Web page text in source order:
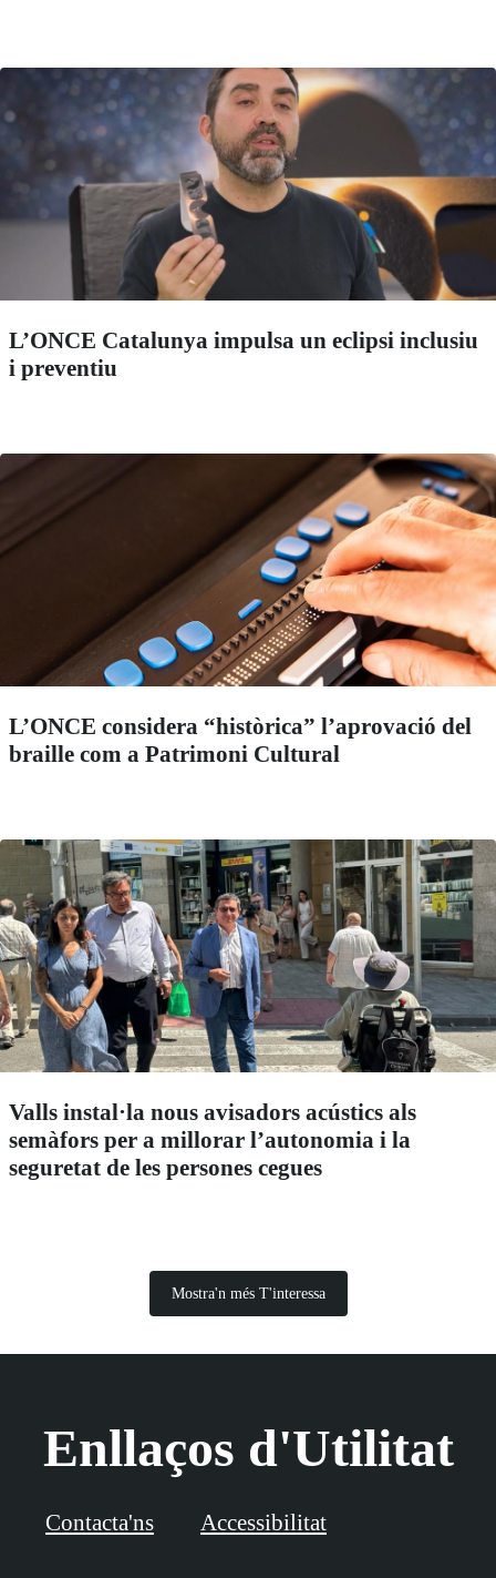
L’ONCE Catalunya impulsa un eclipsi inclusiu
i preventiu
L’ONCE considera “històrica” l’aprovació del
braille com a Patrimoni Cultural
Valls instal·la nous avisadors acústics als
semàfors per a millorar l’autonomia i la
seguretat de les persones cegues
Mostra'n més T'interessa
Enllaços d'Utilitat
Contacta'ns Accessibilitat